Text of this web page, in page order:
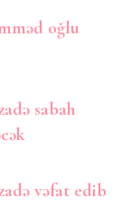
oğlu
sabah
vəfat edib